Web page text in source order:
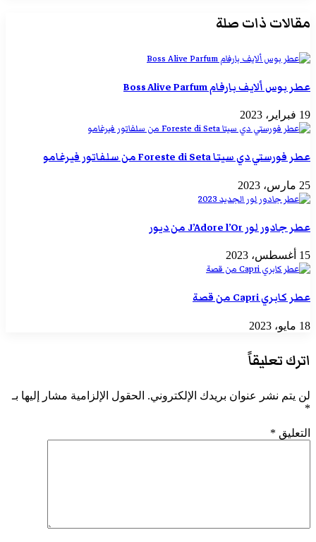
مقالات ذات صلة
عطر بوس ألايف بارفام Boss Alive Parfum
19 فبراير، 2023
عطر فورستي دي سيتا Foreste di Seta من سلفاتور فيرغامو
25 مارس، 2023
عطر جادور لور J’Adore l’Or من ديور
15 أغسطس، 2023
عطر كابري Capri من قصة
18 مايو، 2023
اترك تعليقاً
لن يتم نشر عنوان بريدك الإلكتروني. الحقول الإلزامية مشار إليها بـ
*
التعليق *